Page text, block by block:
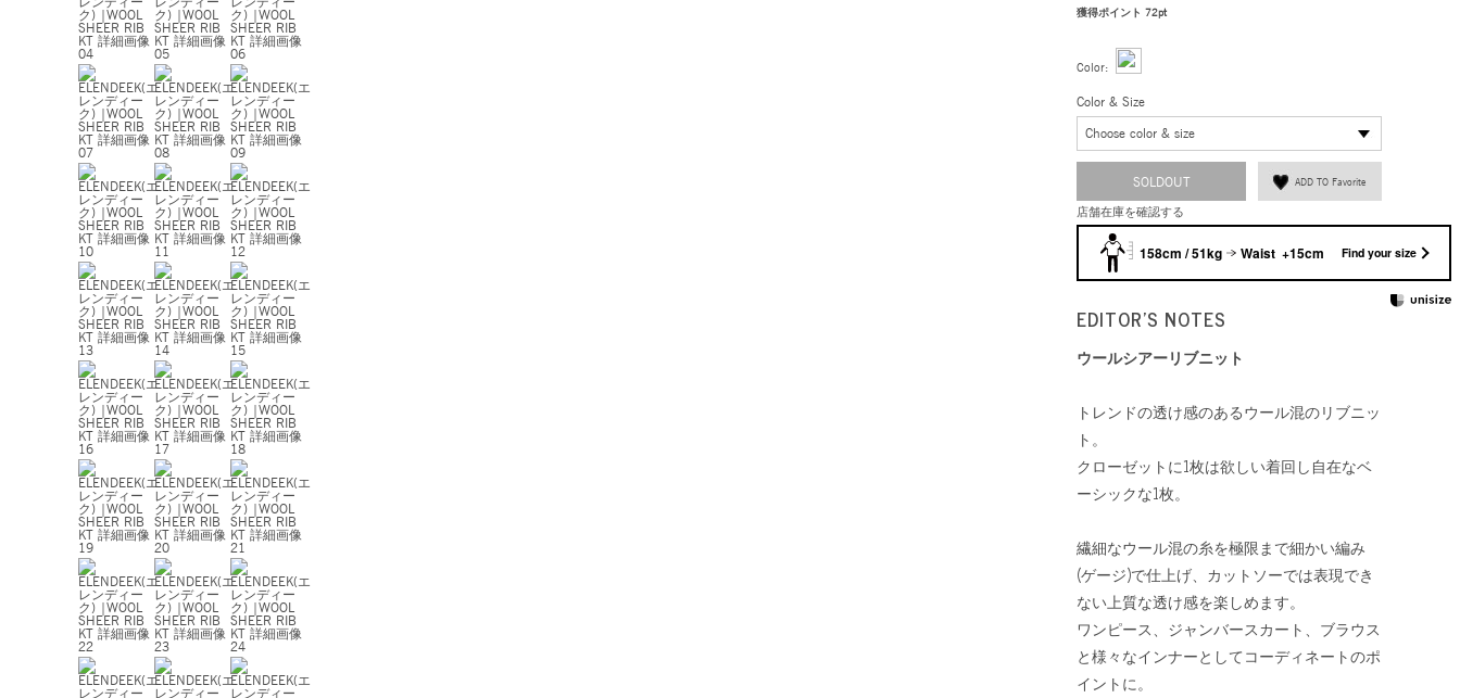
獲得ポイント 72pt
Color:
Color & Size
Choose color & size
SOLDOUT ADD TO Favorite
店舗在庫を確認する
158cm / 51kg Waist +15cm Find your size
EDITOR'S NOTES
ウールシアーリブニット
トレンドの透け感のあるウール混のリブニッ
ト。
クローゼットに1枚は欲しい着回し自在なベ
ーシックな1枚。
繊細なウール混の糸を極限まで細かい編み
(ゲージ)で仕上げ、カットソーでは表現でき
ない上質な透け感を楽しめます。
ワンピース、ジャンバースカート、ブラウス
と様々なインナーとしてコーディネートのポ
イントに。